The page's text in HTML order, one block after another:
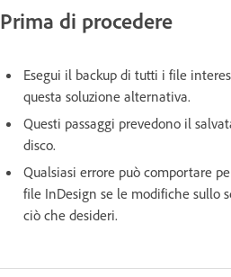
Prima di procedere
Esegui il backup di tutti i file
questa soluzione alternativa.
Questi passaggi prevedono il
disco.
Qualsiasi errore può comportare
file InDesign se le modifiche sullo
ciò che desideri.